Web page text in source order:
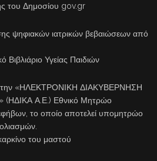
του Δημοσίου gov.gr
ψηφιακών ιατρικών βεβαιώσεων από
Βιβλιάριο Υγείας Παιδιών
στην «ΗΛΕΚΤΡΟΝΙΚΗ ΔΙΑΚΥΒΕΡΝΗΣΗ
Α.Ε.) Εθνικό Μητρώο
το οποίο αποτελεί υπομητρώο
του μαστού